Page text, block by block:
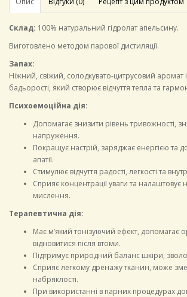
Склад: 100% натуральний гідролат апельсину.
Виготовлено методом парової дистиляції.
Запах:
Ніжний, свіжий, солодкувато-цитрусовий аромат
бадьорості, який створює відчуття тепла та
Психоемоційна дія:
Допомагає знизити рівень тривожності,
напруження.
Покращує настрій, заряджає енергією та
апатії.
Стимулює відчуття радості, легкості та
Сприяє концентрації уваги та налаштовує
мислення.
Терапевтична дія:
Має м’який тонізуючий ефект, допомагає
відновитися після втоми.
Підтримує природний баланс шкіри,
Сприяє легкому дренажу тканин, може
набряклості.
При використанні в парних процедурах